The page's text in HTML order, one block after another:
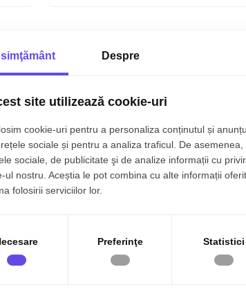
Vopsea lavabila
Despre
site utilizează cookie-uri
cookie-uri pentru a personaliza conținutul și
sociale și pentru a analiza traficul. De
sociale, de publicitate şi de analize informații cu
ul nostru. Aceștia le pot combina cu alte informații
folosirii serviciilor lor.
Preferinţe Statistici